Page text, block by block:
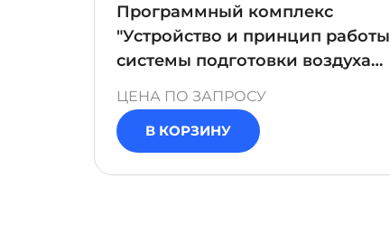
Программный комплекс
"Устройство и принцип работы
системы подготовки воздуха
ЦЕНА ПО ЗАПРОСУ
В КОРЗИНУ